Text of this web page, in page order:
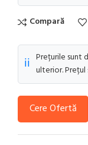
Compară
ℹ️ Prețurile sunt
ulterior.
Cere Ofertă